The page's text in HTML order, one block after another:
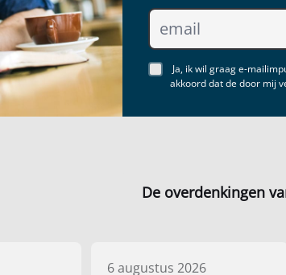
Ja, ik wil graag e-
akkoord dat de door mij
De overdenkingen
6 augustus 2026